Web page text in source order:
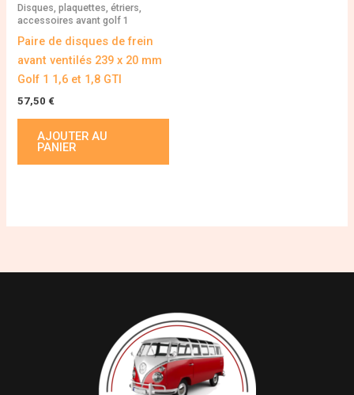
Disques, plaquettes, étriers,
accessoires avant golf 1
Paire de disques de frein
avant ventilés 239 x 20 mm
Golf 1 1,6 et 1,8 GTI
57,50 €
AJOUTER AU
PANIER